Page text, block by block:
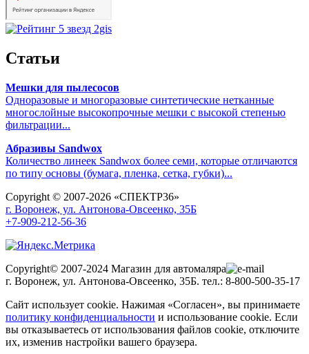
Статьи
Мешки для пылесосов
Одноразовые и многоразовые синтетические нетканные
многослойные высокопрочные мешки с высокой степенью
фильтрации...
Абразивы Sandwox
Количество линеек Sandwox более семи, которые отличаются
по типу основы (бумага, пленка, сетка, губки)...
Copyright © 2007-2026 «СПЕКТР36»
г. Воронеж, ул. Антонова-Овсеенко, 35Б
+7-909-212-56-36
Copyright© 2007-2024 Магазин для автомаляра
г. Воронеж, ул. Антонова-Овсеенко, 35Б. тел.: 8-800-500-35-17
Сайт использует cookie. Нажимая «Согласен», вы принимаете
политику конфиденциальности и использование cookie. Если
вы отказываетесь от использования файлов cookie, отключите
их, изменив настройки вашего браузера.